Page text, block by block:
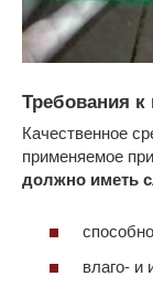
Требования
Качественное
применяемое
должно иметь
влаго- и